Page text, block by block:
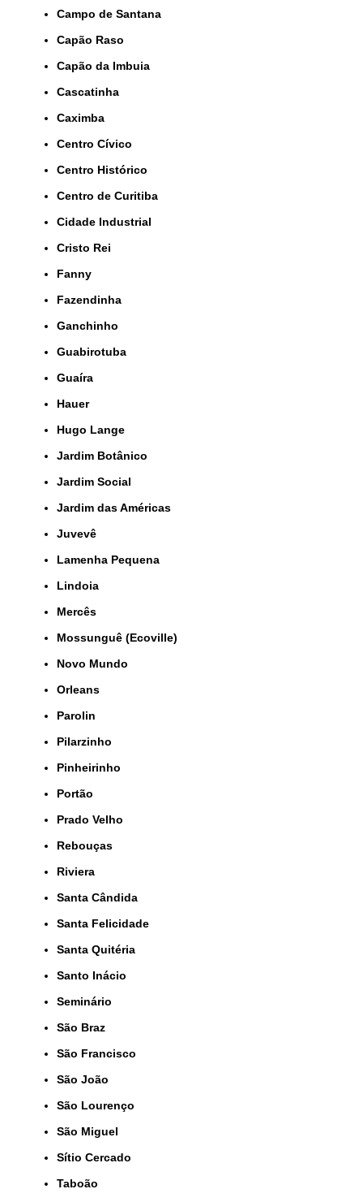
Campo de Santana
Capão Raso
Capão da Imbuia
Cascatinha
Caximba
Centro Cívico
Centro Histórico
Centro de Curitiba
Cidade Industrial
Cristo Rei
Fanny
Fazendinha
Ganchinho
Guabirotuba
Guaíra
Hauer
Hugo Lange
Jardim Botânico
Jardim Social
Jardim das Américas
Juvevê
Lamenha Pequena
Lindoia
Mercês
Mossunguê (Ecoville)
Novo Mundo
Orleans
Parolin
Pilarzinho
Pinheirinho
Portão
Prado Velho
Rebouças
Riviera
Santa Cândida
Santa Felicidade
Santa Quitéria
Santo Inácio
Seminário
São Braz
São Francisco
São João
São Lourenço
São Miguel
Sítio Cercado
Taboão